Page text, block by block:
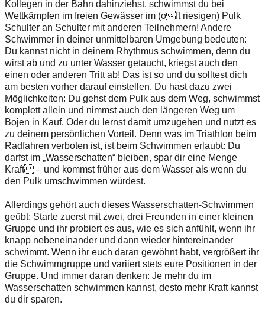
Kollegen in der Bahn dahinziehst, schwimmst du bei
Wettkämpfen im freien Gewässer im (oft riesigen) Pulk
Schulter an Schulter mit anderen Teilnehmern! Andere
Schwimmer in deiner unmittelbaren Umgebung bedeuten:
Du kannst nicht in deinem Rhythmus schwimmen, denn du
wirst ab und zu unter Wasser getaucht, kriegst auch den
einen oder anderen Tritt ab! Das ist so und du solltest dich
am besten vorher darauf einstellen. Du hast dazu zwei
Möglichkeiten: Du gehst dem Pulk aus dem Weg, schwimmst
komplett allein und nimmst auch den längeren Weg um
Bojen in Kauf. Oder du lernst damit umzugehen und nutzt es
zu deinem persönlichen Vorteil. Denn was im Triathlon beim
Radfahren verboten ist, ist beim Schwimmen erlaubt: Du
darfst im „Wasserschatten“ bleiben, spar dir eine Menge
Kraft – und kommst früher aus dem Wasser als wenn du
den Pulk umschwimmen würdest.
Allerdings gehört auch dieses Wasserschatten-Schwimmen
geübt: Starte zuerst mit zwei, drei Freunden in einer kleinen
Gruppe und ihr probiert es aus, wie es sich anfühlt, wenn ihr
knapp nebeneinander und dann wieder hintereinander
schwimmt. Wenn ihr euch daran gewöhnt habt, vergrößert ihr
die Schwimmgruppe und variiert stets eure Positionen in der
Gruppe. Und immer daran denken: Je mehr du im
Wasserschatten schwimmen kannst, desto mehr Kraft kannst
du dir sparen.